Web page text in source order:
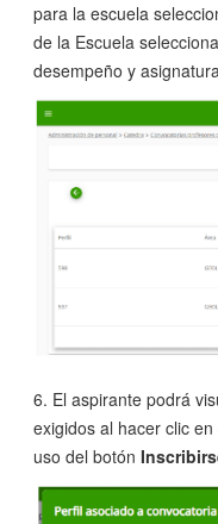
para la escuela
de la Escuela
desempeño y
6. El aspirante podrá
exigidos al hacer clic
uso del botón